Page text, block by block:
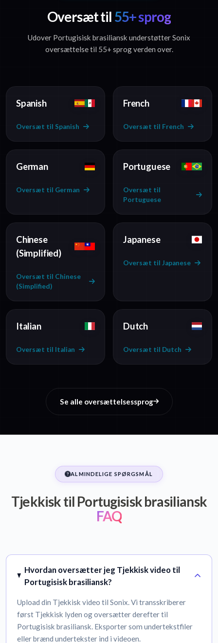
Oversæt til 55+ sprog
Udover Portugisisk brasiliansk understøtter Sonix
oversættelse til 55+ sprog verden over.
Spanish
Oversæt til Spanish
French
Oversæt til French
German
Oversæt til German
Portuguese
Oversæt til
Portuguese
Chinese
(Simplified)
Oversæt til Chinese
(Simplified)
Japanese
Oversæt til Japanese
Italian
Oversæt til Italian
Dutch
Oversæt til Dutch
Se alle oversættelsessprog
ALMINDELIGE SPØRGSMÅL
Tjekkisk til Portugisisk brasiliansk
FAQ
Hvordan oversætter jeg Tjekkisk video til
Portugisisk brasiliansk?
Upload din Tjekkisk video til Sonix. Vi transskriberer
først Tjekkisk lyden og oversætter derefter til
Portugisisk brasiliansk. Eksporter som undertekstfiler
eller brænd undertekster ind i videoen.